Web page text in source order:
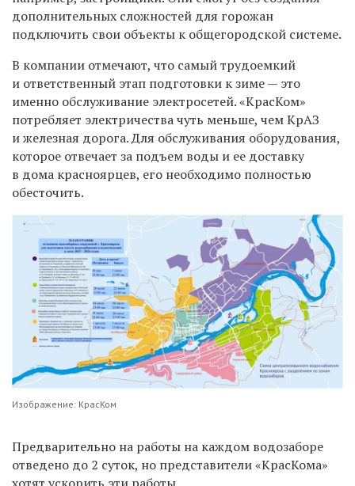
дополнительных сложностей для горожан
подключить свои объекты к общегородской системе.
В компании отмечают, что самый трудоемкий
и ответственный этап подготовки к зиме — это
именно обслуживание электросетей. «КрасКом»
потребляет электричества чуть меньше, чем КрАЗ
и железная дорога. Для обслуживания оборудования,
которое отвечает за подъем воды и ее доставку
в дома красноярцев, его необходимо полностью
обесточить.
Изображение: КрасКом
Предварительно на работы на каждом водозаборе
отведено до 2 суток, но представители «КрасКома»